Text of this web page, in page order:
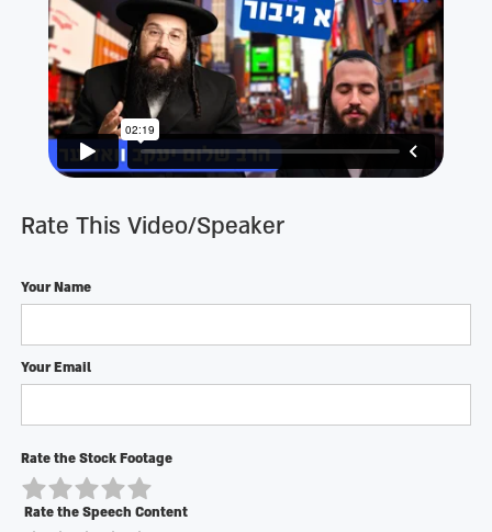
Rate This Video/Speaker
Your Name
Your Email
Rate the Stock Footage
Rate the Speech Content